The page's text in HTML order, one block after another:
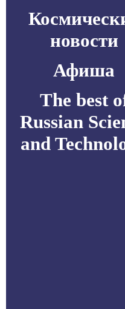
новости
Афиша
The best
Russian
and